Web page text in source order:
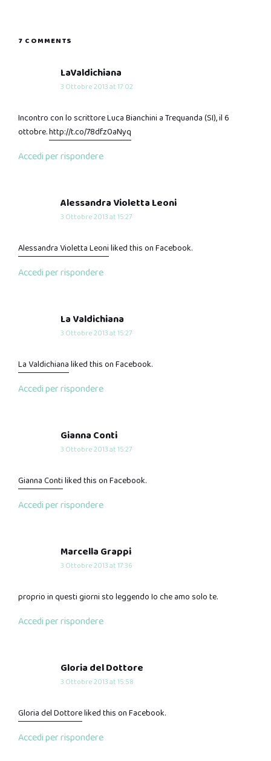
7 COMMENTS
LaValdichiana
3 Ottobre 2013 at 17:02
Incontro con lo scrittore Luca Bianchini a Trequanda (SI), il 6
ottobre.http://t.co/78dfz0aNyq
Accedi per rispondere
Alessandra Violetta Leonisays:
3 Ottobre 2013 at 15:27
Alessandra Violetta Leoniliked this on Facebook.
Accedi per rispondere
La Valdichiana
3 Ottobre 2013 at 15:27
La Valdichianaliked this on Facebook.
Accedi per rispondere
Gianna Contisays:
3 Ottobre 2013 at 15:27
Gianna Contiliked this on Facebook.
Accedi per rispondere
Marcella Grappisays:
3 Ottobre 2013 at 17:36
proprio in questi giorni sto leggendo Io che amo solo te.
Accedi per rispondere
Gloria del Dottore
3 Ottobre 2013 at 15:58
Gloria del Dottoreliked this on Facebook.
Accedi per rispondere